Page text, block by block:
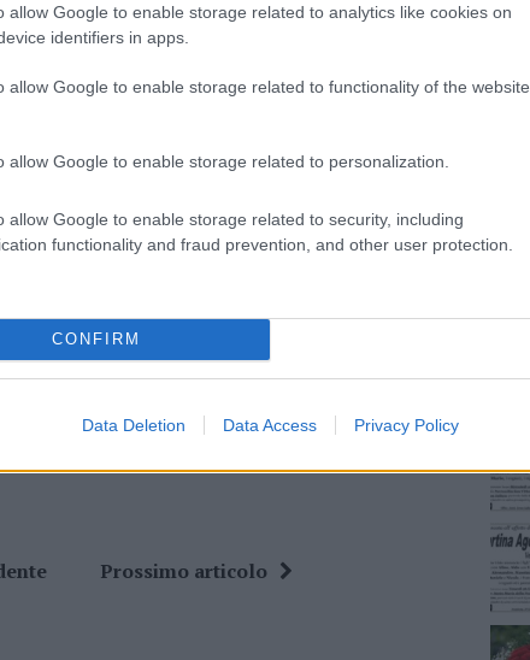
allow Google to enable storage related to analytics like cookies on
identifiers in apps.
allow Google to enable storage related to functionality of the website
allow Google to enable storage related to personalization.
allow Google to enable storage related to security, including
functionality and fraud prevention, and other user protection.
CONFIRM
Data Deletion Data Access Privacy Policy
di GalluraOggi.it
i tuoi video e le tue foto
+39 345 356 7512
news daGoogle News
Prossimo articolo